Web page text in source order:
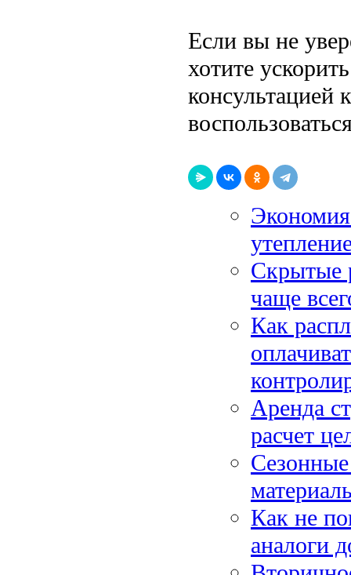
Если вы не
хотите
консультацией
Скрытые
чаще
Как
Аренда
расчет
Как не
аналоги